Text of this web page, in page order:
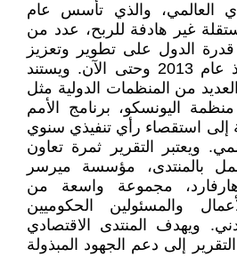
العالمي، والذي تأسس عام
مستقلة غير هادفة للربح، عدد من
قدرة الدول على تطوير وتعزيز
رأس المال البشري منذ عام 2013 وحتى الآن. ويستند
من المنظمات الدولية مثل
اليونسكو، برنامج الأمم
إلى استقصاء رأي تنفيذي سنوي
ويعتبر التقرير ثمرة تعاون
بالمنتدى، مؤسسة ميرسر
مجموعة واسعة من
والمسئولين الحكوميين
ويهدف المنتدى الاقتصادي
إلى دعم الجهود المبذولة